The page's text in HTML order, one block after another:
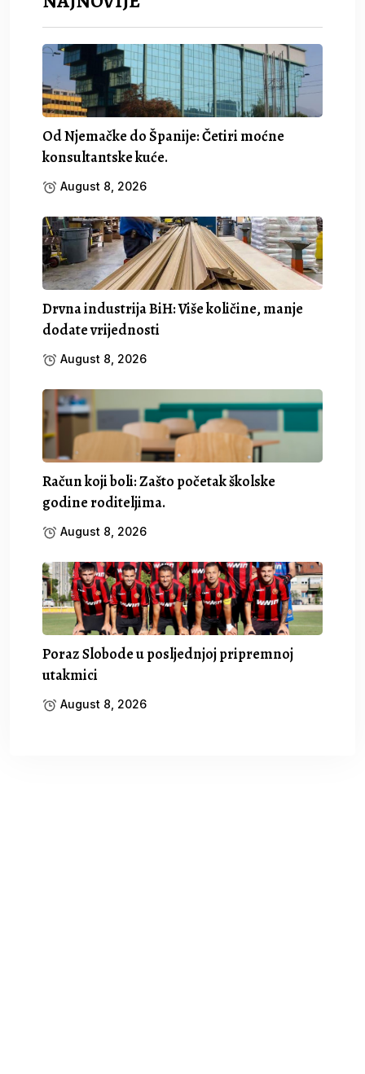
Od Njemačke do Španije: Četiri moćne
konsultantske kuće.
August 8, 2026
Drvna industrija BiH: Više količine, manje
dodate vrijednosti
August 8, 2026
Račun koji boli: Zašto početak školske
godine roditeljima.
August 8, 2026
Poraz Slobode u posljednjoj pripremnoj
utakmici
August 8, 2026